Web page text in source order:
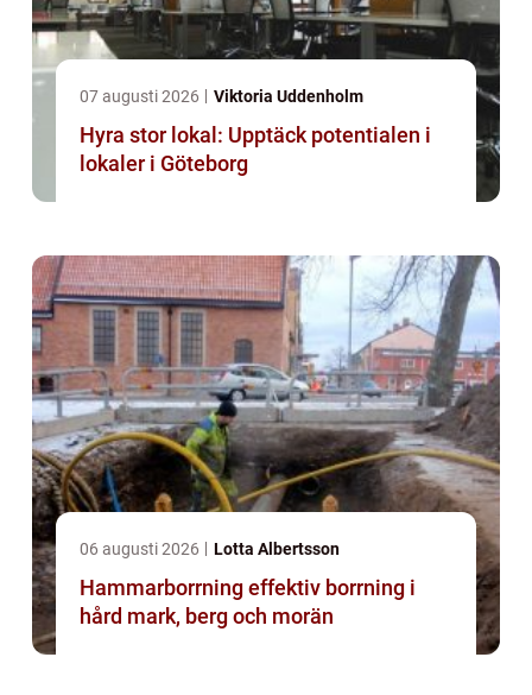
07 augusti 2026 Viktoria Uddenholm
Hyra stor lokal: Upptäck potentialen i
lokaler i Göteborg
06 augusti 2026 Lotta Albertsson
Hammarborrning effektiv borrning i
hård mark, berg och morän